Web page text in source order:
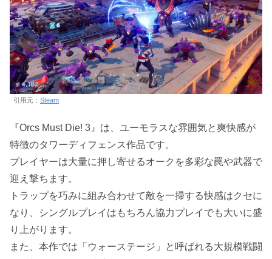
引用元： Steam
『Orcs Must Die! 3』は、ユーモラスな雰囲気と爽快感が
特徴のタワーディフェンス作品です。
プレイヤーは大量に押し寄せるオークを多彩な罠や武器で
迎え撃ちます。
トラップを巧みに組み合わせて敵を一掃する快感はクセに
なり、シングルプレイはもちろん協力プレイでも大いに盛
り上がります。
また、本作では「ウォーステージ」と呼ばれる大規模戦闘